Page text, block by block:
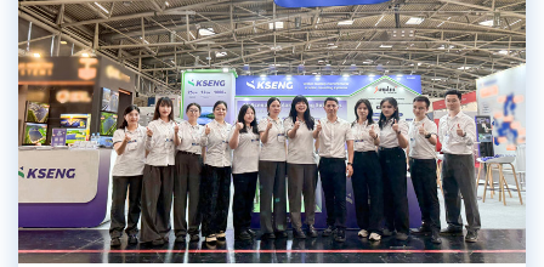
있도록 완전히 적용 가능합니다. 소개된 제품 - 태양광 카포트 - 지붕 태양
광 마운팅 솔루션: 기와 지붕 마운팅 시스템, 금속 지붕 마운팅 시스템 - 지
상 태양광 마운팅 솔루션: Zn-Al-Mg 지상 마운팅 시스템, 강철 지상 마운
팅 시스템, 알루미늄 지상 마운팅 시스템 - 밸러스트 태양광 마운팅 솔루션
- 태양광 안전 액세서리: FRP 보행로, ZAM 강철 보행로, 옥상 난간 2015년
부터 태양광 랙킹 및 추적 시스템 제공에 전념해 왔으며, 이중 제조 기지와
수직 통합 생산 시스템을 기반으로 Kseng Solar은 동남아시아에서 현지화
된 서비스 역량을 지속적으로 강화하여 태국과 더 넓은 지역에 효율적이고
신뢰할 수 있는 태양광 랙킹 솔루션을 제공할 것입니다.